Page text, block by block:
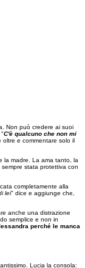
Non può credere ai suoi
"C'è qualcuno che non mi
e commentare solo il
la madre. La ama tanto, la
stata protettiva con
completamente alla
lei" dice e aggiunge che,
anche una distrazione
semplice e non in
perché le manca
Lucia la consola: